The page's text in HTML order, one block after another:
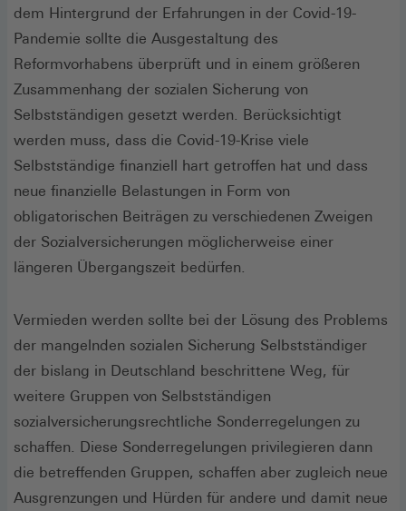
dem Hintergrund der Erfahrungen in der Covid-19-
Pandemie sollte die Ausgestaltung des
Reformvorhabens überprüft und in einem größeren
Zusammenhang der sozialen Sicherung von
Selbstständigen gesetzt werden. Berücksichtigt
werden muss, dass die Covid-19-Krise viele
Selbstständige finanziell hart getroffen hat und dass
neue finanzielle Belastungen in Form von
obligatorischen Beiträgen zu verschiedenen Zweigen
der Sozialversicherungen möglicherweise einer
längeren Übergangszeit bedürfen.
Vermieden werden sollte bei der Lösung des Problems
der mangelnden sozialen Sicherung Selbstständiger
der bislang in Deutschland beschrittene Weg, für
weitere Gruppen von Selbstständigen
sozialversicherungsrechtliche Sonderregelungen zu
schaffen. Diese Sonderregelungen privilegieren dann
die betreffenden Gruppen, schaffen aber zugleich neue
Ausgrenzungen und Hürden für andere und damit neue